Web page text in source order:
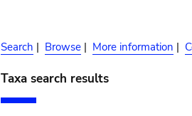
Search | Browse | More information |
Taxa search results